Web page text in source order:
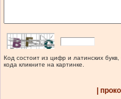
Код состоит из цифр и латинских
кода кликните на картинке.
|